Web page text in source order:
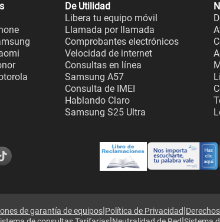
De Utilidad
Libera tu equipo móvil
Llamada por llamada
Comprobantes electrónicos
Velocidad de internet
Consultas en línea
Samsung A57
Consulta de IMEI
Hablando Claro
Samsung S25 Ultra
de garantía de equipos|Política de Privacidad|